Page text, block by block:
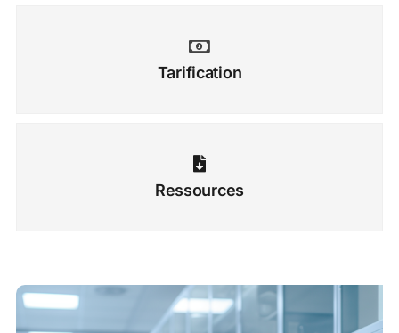
Tarification
Ressources